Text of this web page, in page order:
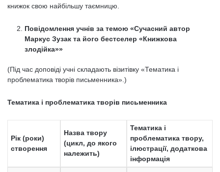
книжок свою найбільшу таємницю.
Повідомлення учнів за темою «Сучасний автор
Маркус Зузак та його бестселер «Книжкова
злодійка»»
(Під час доповіді учні складають візитівку «Тематика і
проблематика творів письменника».)
Тематика і проблематика творів письменника
Рік (роки)
створення
Назва твору
(цикл, до якого
належить)
Тематика і
проблематика твору,
ілюстрації, додаткова
інформація